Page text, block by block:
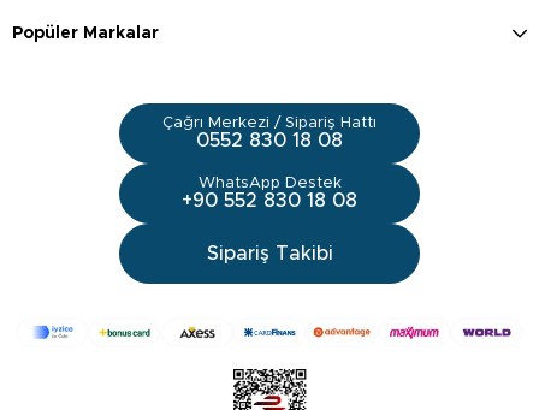
Popüler Markalar
Çağrı Merkezi / Sipariş Hattı
0552 830 18 08
WhatsApp Destek
+90 552 830 18 08
Sipariş Takibi